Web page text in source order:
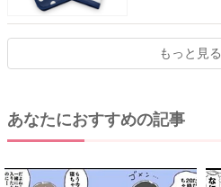
もっと見る
あなたにおすすめの記事